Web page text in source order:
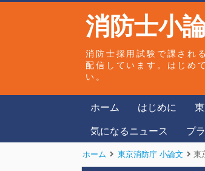
消防士小
消防士採用試験で課され
配信しています。はじめ
い。
ホーム はじめに
気になるニュース
プ
ホーム 東京消防庁 小論文 東